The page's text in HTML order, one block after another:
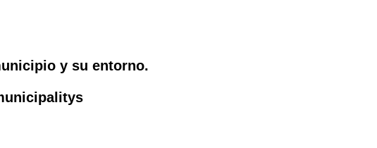
y su entorno.